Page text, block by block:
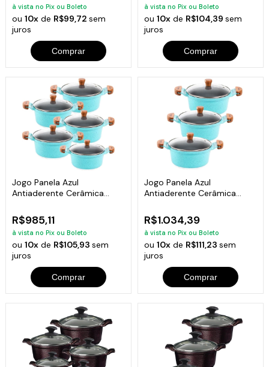
à vista no Pix ou Boleto
ou10x de R$99,72sem
juros
Comprar
à vista no Pix ou Boleto
ou 10xde R$104,39 sem
juros
Comprar
Jogo Panela Azul
Antiaderente Cerâmica
R$985,11
à vista no Pix ou Boleto
ou10x de R$105,93sem
juros
Comprar
Jogo Panela Azul
Antiaderente Cerâmica
R$1.034,39
à vista no Pix ou Boleto
ou 10xde R$111,23 sem
juros
Comprar